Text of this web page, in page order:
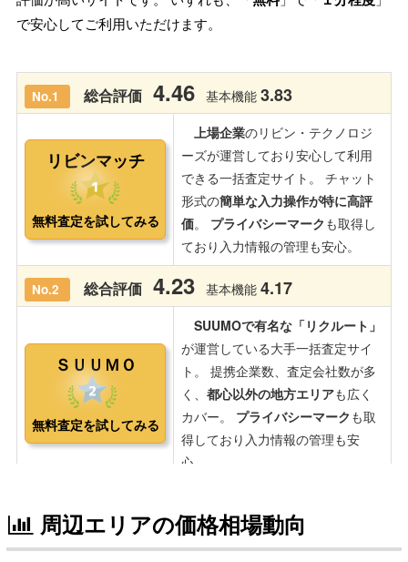
で安心してご利用いただけます。
周辺エリアの価格相場動向